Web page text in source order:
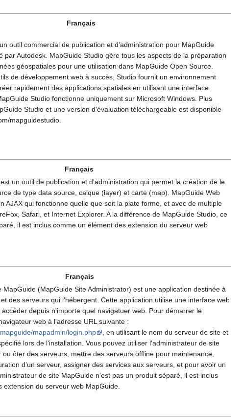
Français
outil commercial de publication et d'administration pour MapGuide
par Autodesk. MapGuide Studio gère tous les aspects de la préparation
géospatiales pour une utilisation dans MapGuide Open Source.
de développement web à succès, Studio fournit un environnement
rapidement des applications spatiales en utilisant une interface
Studio fonctionne uniquement sur Microsoft Windows. Plus
Studio et une version d'évaluation téléchargeable est disponible
mapguidestudio.
Français
un outil de publication et d'administration qui permet la création de le
de type data source, calque (layer) et carte (map). MapGuide Web
AJAX qui fonctionne quelle que soit la plate forme, et avec de multiple
Safari, et Internet Explorer. A la différence de MapGuide Studio, ce
il est inclus comme un élément des extension du serveur web
Français
MapGuide (MapGuide Site Administrator) est une application destinée à
des serveurs qui l'hébergent. Cette application utilise une interface web
depuis n'importe quel navigatuer web. Pour démarrer le
web à l'adresse URL suivante :
mapadmin/login.php
, en utilisant le nom du serveur de site et
lors de l'installation. Vous pouvez utiliser l'administrateur de site
ôter des serveurs, mettre des serveurs offline pour maintenance,
d'un serveur, assigner des services aux serveurs, et pour avoir un
de site MapGuide n'est pas un produit séparé, il est inclus
extension du serveur web MapGuide.